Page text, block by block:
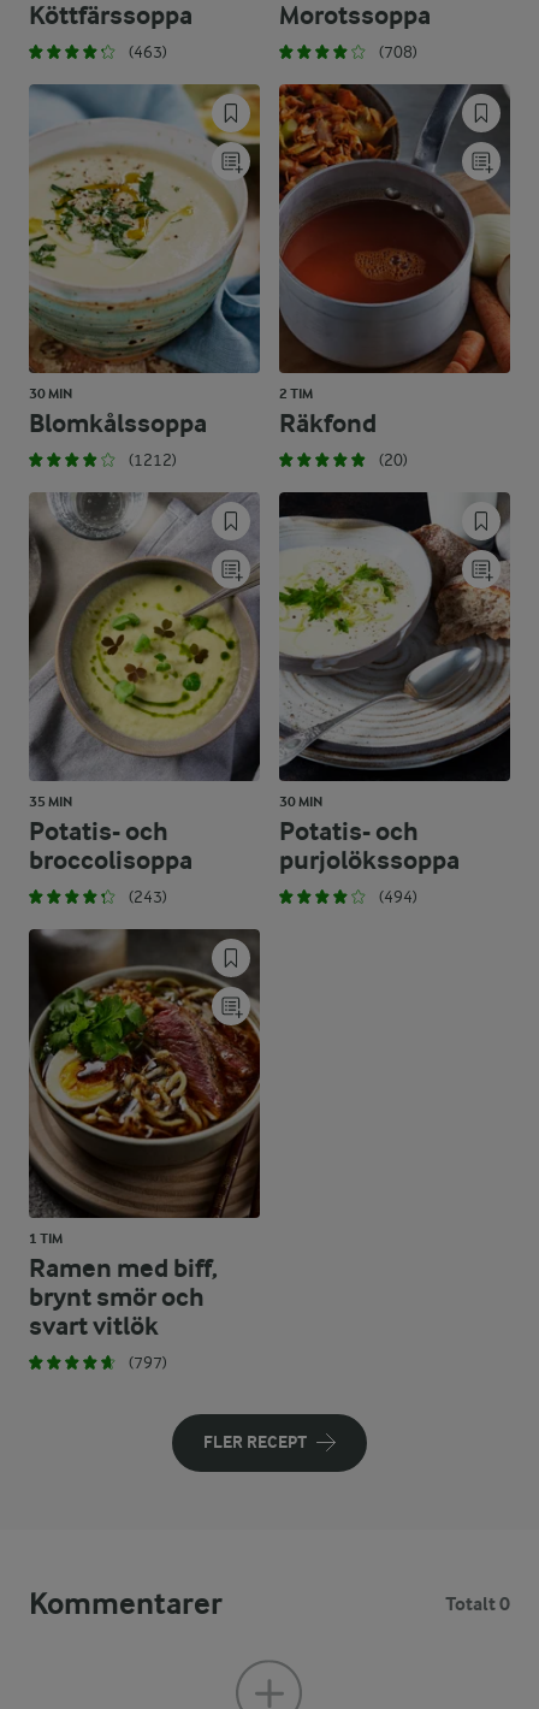
Köttfärssoppa
(463)
Morotssoppa
(708)
30 MIN
Blomkålssoppa
(1212)
2 TIM
Räkfond
(20)
35 MIN
Potatis- och
broccolisoppa
(243)
30 MIN
Potatis- och
purjolökssoppa
(494)
1 TIM
Ramen med biff,
brynt smör och
svart vitlök
(797)
FLER RECEPT
Kommentarer Totalt 0